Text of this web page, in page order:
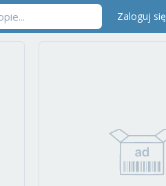
Zaloguj się